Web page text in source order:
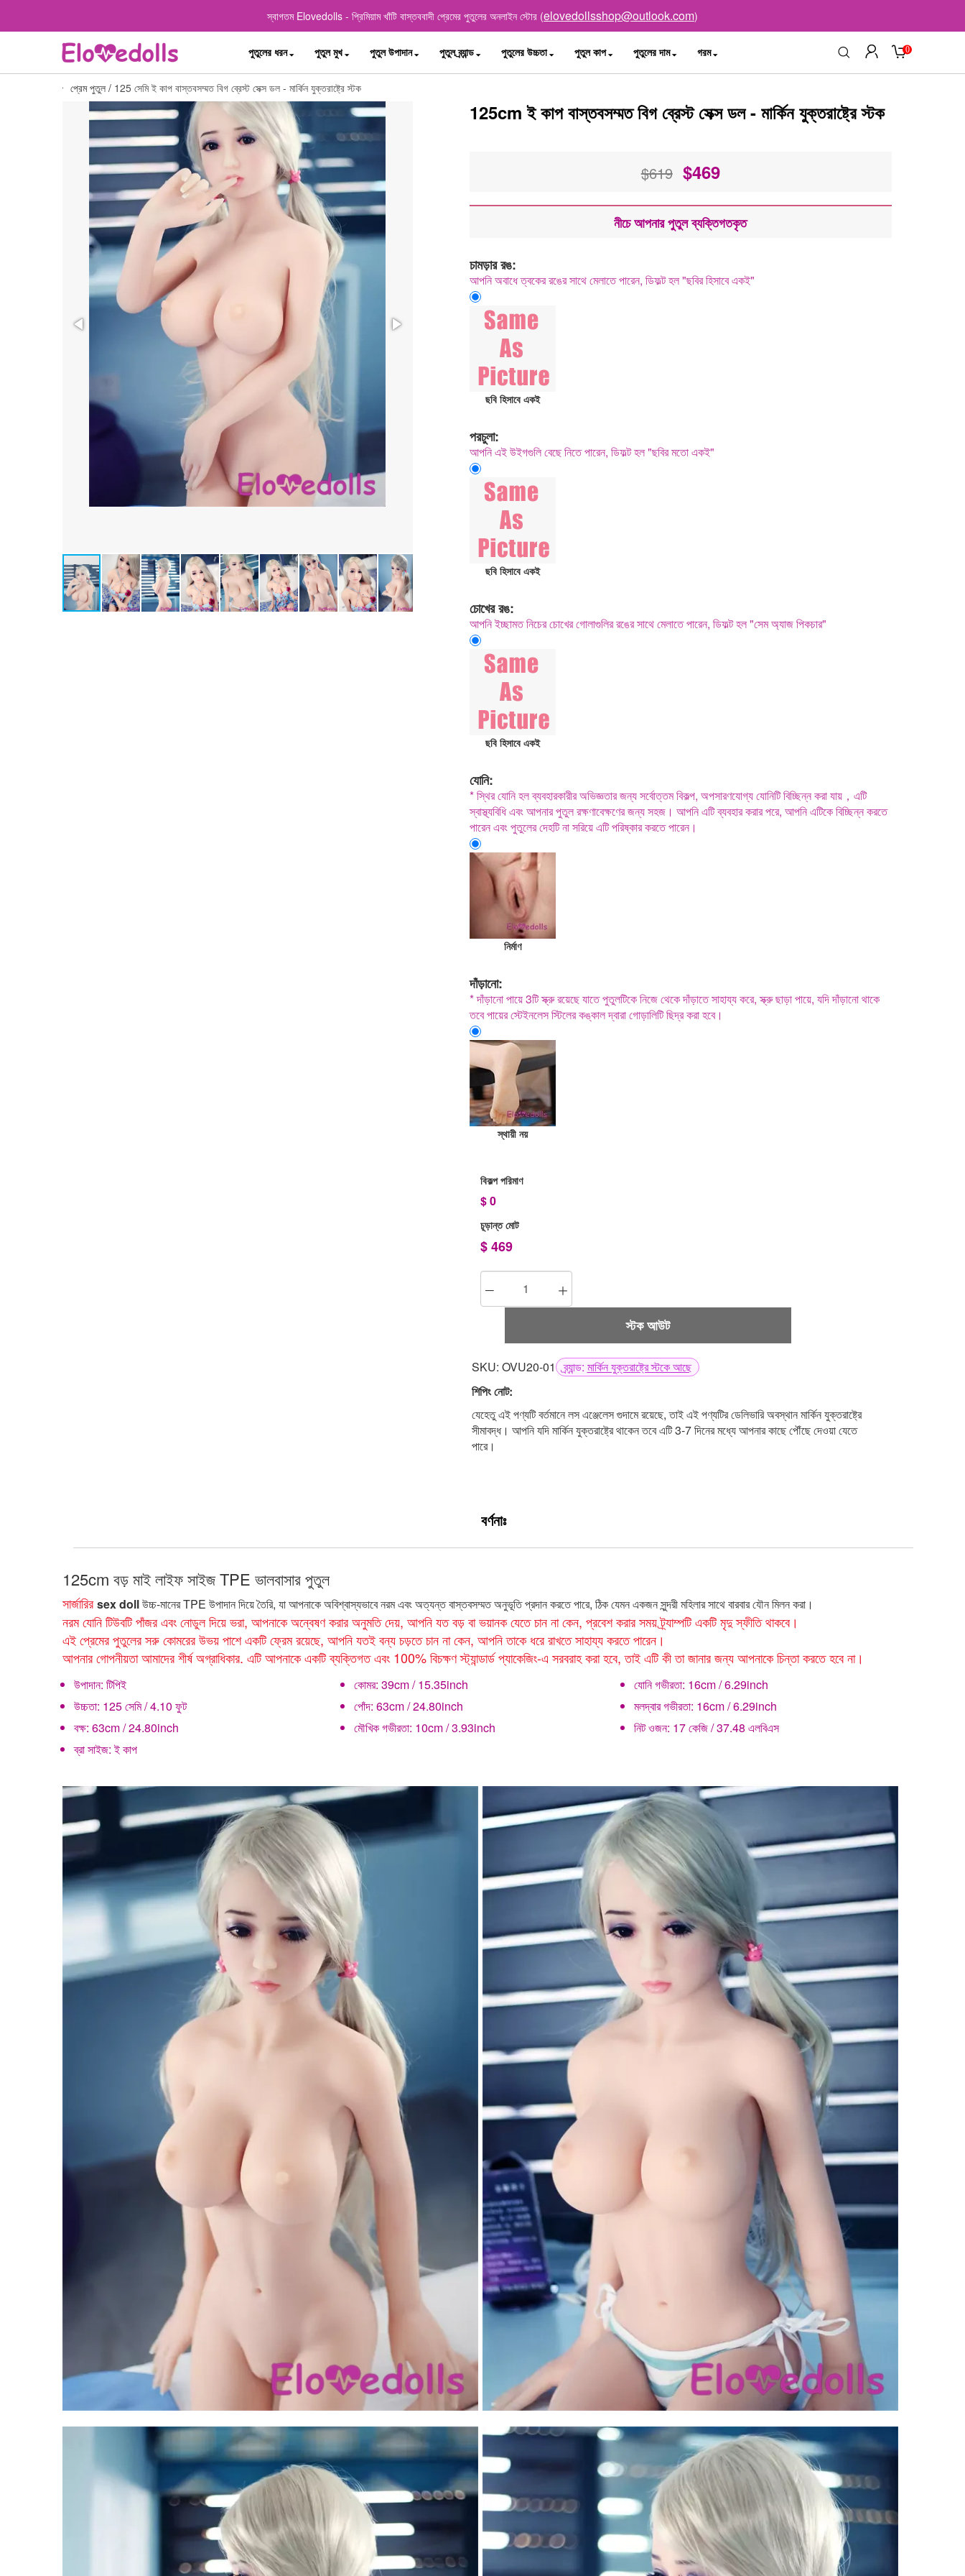
স্বাগতম Elovedolls - প্রিমিয়াম খাঁটি বাস্তববাদী প্রেমের পুতুলের অনলাইন স্টোর (elovedollsshop@outlook.com)
পুতুলের ধরন পুতুল মুখ পুতুল উপাদান পুতুল ব্র্যান্ড পুতুলের উচ্চতা পুতুল কাপ পুতুলের দাম গরম 0
প্রেম পুতুল / 125 সেমি ই কাপ বাস্তবসম্মত বিগ ব্রেস্ট সেক্স ডল - মার্কিন যুক্তরাষ্ট্রে স্টক
125cm ই কাপ বাস্তবসম্মত বিগ ব্রেস্ট সেক্স ডল - মার্কিন যুক্তরাষ্ট্রে স্টক
$619 $469
নীচে আপনার পুতুল ব্যক্তিগতকৃত
চামড়ার রঙ:
আপনি অবাধে ত্বকের রঙের সাথে মেলাতে পারেন, ডিফল্ট হল "ছবির হিসাবে একই"
ছবি হিসাবে একই
পরচুলা:
আপনি এই উইগগুলি বেছে নিতে পারেন, ডিফল্ট হল "ছবির মতো একই"
ছবি হিসাবে একই
চোখের রঙ:
আপনি ইচ্ছামত নিচের চোখের গোলাগুলির রঙের সাথে মেলাতে পারেন, ডিফল্ট হল "সেম অ্যাজ পিকচার"
ছবি হিসাবে একই
যোনি:
* স্থির যোনি হল ব্যবহারকারীর অভিজ্ঞতার জন্য সর্বোত্তম বিকল্প, অপসারণযোগ্য যোনিটি বিচ্ছিন্ন করা যায়，এটি
স্বাস্থ্যবিধি এবং আপনার পুতুল রক্ষণাবেক্ষণের জন্য সহজ। আপনি এটি ব্যবহার করার পরে, আপনি এটিকে বিচ্ছিন্ন করতে
পারেন এবং পুতুলের দেহটি না সরিয়ে এটি পরিষ্কার করতে পারেন।
নির্মাণ
দাঁড়ানো:
* দাঁড়ানো পায়ে 3টি স্ক্রু রয়েছে যাতে পুতুলটিকে নিজে থেকে দাঁড়াতে সাহায্য করে, স্ক্রু ছাড়া পায়ে, যদি দাঁড়ানো থাকে
তবে পায়ের স্টেইনলেস স্টিলের কঙ্কাল দ্বারা গোড়ালিটি ছিদ্র করা হবে।
স্থায়ী নয়
বিকল্প পরিমাণ
$0
চূড়ান্ত মোট
$469
স্টক আউট
SKU: OVU20-01 ব্র্যান্ড: মার্কিন যুক্তরাষ্ট্রে স্টকে আছে
শিপিং নোট:
যেহেতু এই পণ্যটি বর্তমানে লস এঞ্জেলেস গুদামে রয়েছে, তাই এই পণ্যটির ডেলিভারি অবস্থান মার্কিন যুক্তরাষ্ট্রে
সীমাবদ্ধ। আপনি যদি মার্কিন যুক্তরাষ্ট্রে থাকেন তবে এটি 3-7 দিনের মধ্যে আপনার কাছে পৌঁছে দেওয়া যেতে
পারে।
বর্ণনাঃ
125cm বড় মাই লাইফ সাইজ TPE ভালবাসার পুতুল
সার্জারিরsex dollউচ্চ-মানের TPE উপাদান দিয়ে তৈরি, যা আপনাকে অবিশ্বাস্যভাবে নরম এবং অত্যন্ত বাস্তবসম্মত অনুভূতি প্রদান করতে পারে, ঠিক যেমন একজন সুন্দরী মহিলার সাথে বারবার যৌন মিলন করা।
নরম যোনি টিউবটি পাঁজর এবং নোডুল দিয়ে ভরা, আপনাকে অন্বেষণ করার অনুমতি দেয়, আপনি যত বড় বা ভয়ানক যেতে চান না কেন, প্রবেশ করার সময় ট্র্যাম্পটি একটি মৃদু স্ফীতি থাকবে।
এই প্রেমের পুতুলের সরু কোমরের উভয় পাশে একটি ফ্রেম রয়েছে, আপনি যতই বন্য চড়তে চান না কেন, আপনি তাকে ধরে রাখতে সাহায্য করতে পারেন।
আপনার গোপনীয়তা আমাদের শীর্ষ অগ্রাধিকার. এটি আপনাকে একটি ব্যক্তিগত এবং 100% বিচক্ষণ স্ট্যান্ডার্ড প্যাকেজিং-এ সরবরাহ করা হবে, তাই এটি কী তা জানার জন্য আপনাকে চিন্তা করতে হবে না।
উপাদান: টিপিই
উচ্চতা: 125 সেমি / 4.10 ফুট
বক্ষ: 63cm / 24.80inch
ব্রা সাইজ:ই কাপ
কোমর: 39cm / 15.35inch
পোঁদ: 63cm / 24.80inch
মৌখিক গভীরতা: 10cm / 3.93inch
যোনি গভীরতা: 16cm / 6.29inch
মলদ্বার গভীরতা: 16cm / 6.29inch
নিট ওজন: 17 কেজি / 37.48 এলবিএস